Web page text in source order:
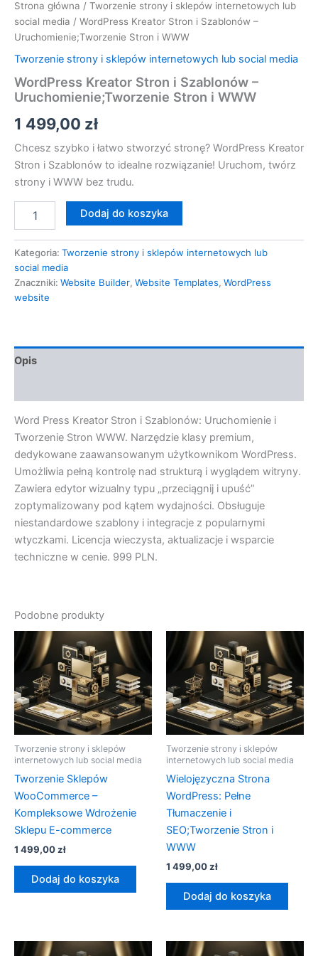
Strona główna / Tworzenie strony i sklepów internetowych lub
social media / WordPress Kreator Stron i Szablonów –
Uruchomienie;Tworzenie Stron i WWW
Tworzenie strony i sklepów internetowych lub social media
WordPress Kreator Stron i Szablonów –
Uruchomienie;Tworzenie Stron i WWW
1 499,00 zł
Chcesz szybko i łatwo stworzyć stronę? WordPress Kreator
Stron i Szablonów to idealne rozwiązanie! Uruchom, twórz
strony i WWW bez trudu.
Dodaj do koszyka
Kategoria: Tworzenie strony i sklepów internetowych lub
social media
Znaczniki: Website Builder, Website Templates, WordPress
website
Opis
Word Press Kreator Stron i Szablonów: Uruchomienie i
Tworzenie Stron WWW. Narzędzie klasy premium,
dedykowane zaawansowanym użytkownikom WordPress.
Umożliwia pełną kontrolę nad strukturą i wyglądem witryny.
Zawiera edytor wizualny typu „przeciągnij i upuść”
zoptymalizowany pod kątem wydajności. Obsługuje
niestandardowe szablony i integracje z popularnymi
wtyczkami. Licencja wieczysta, aktualizacje i wsparcie
techniczne w cenie. 999 PLN.
Podobne produkty
Tworzenie strony i sklepów
internetowych lub social media
Tworzenie Sklepów
WooCommerce –
Kompleksowe Wdrożenie
Sklepu E-commerce
1 499,00zł
Dodaj do koszyka
Tworzenie strony i sklepów
internetowych lub social media
Wielojęzyczna Strona
WordPress: Pełne
Tłumaczenie i
SEO;Tworzenie Stron i
WWW
1 499,00zł
Dodaj do koszyka